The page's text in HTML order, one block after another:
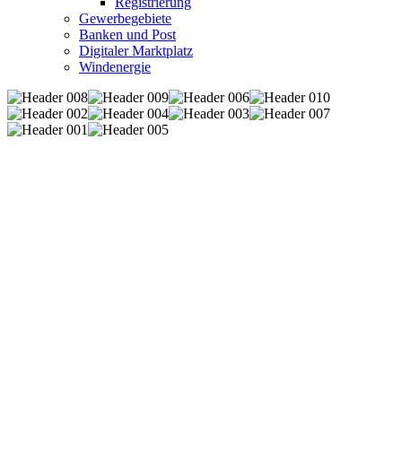
Gewerbegebiete
Banken und Post
Digitaler Marktplatz
Windenergie